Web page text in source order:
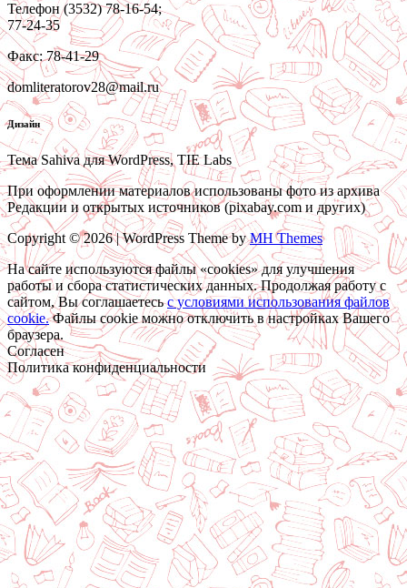
Телефон (3532) 78-16-54;
77-24-35
Факс: 78-41-29
domliteratorov28@mail.ru
Дизайн
Тема Sahiva для WordPress, TIE Labs
При оформлении материалов использованы фото из архива
Редакции и открытых источников (pixabay.com и других)
Copyright © 2026 | WordPress Theme byMH Themes
На сайте используются файлы «cookies» для улучшения
работы и сбора статистических данных. Продолжая работу с
сайтом, Вы соглашаетесьc условиями использования файлов
cookie.Файлы cookie можно отключить в настройках Вашего
браузера.
Согласен
Политика конфиденциальности